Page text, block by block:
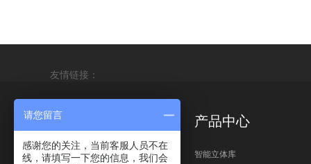
友情链接：
公司理念
公司简介
产品中心
智能立体库
请您留言
感谢您的关注，当前客服人员不在
线，请填写一下您的信息，我们会